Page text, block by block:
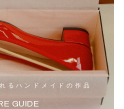
るハンドメイドの作品
GUIDE